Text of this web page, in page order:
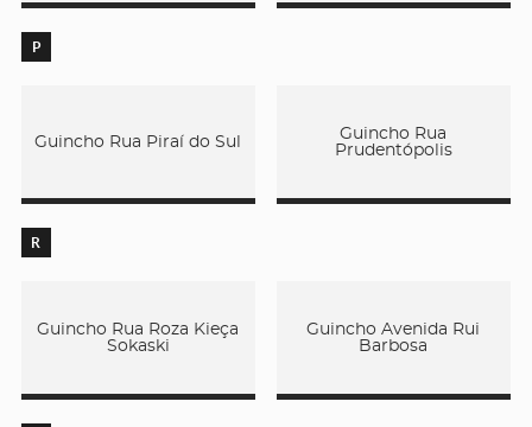
P
Guincho Rua Piraí do Sul
Guincho Rua
Prudentópolis
R
Guincho Rua Roza Kieça
Sokaski
Guincho Avenida Rui
Barbosa